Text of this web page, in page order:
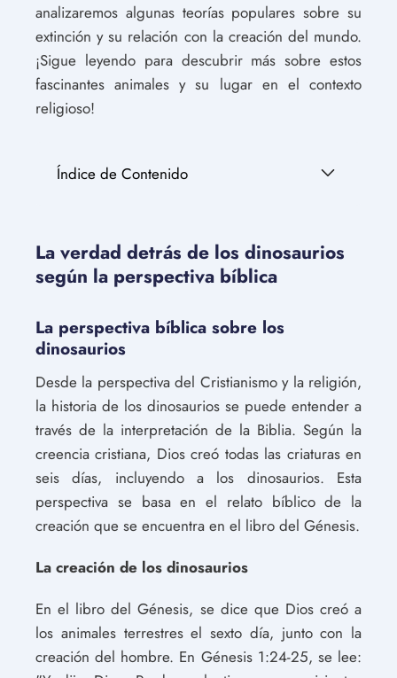
analizaremos algunas teorías populares sobre su
extinción y su relación con la creación del mundo.
¡Sigue leyendo para descubrir más sobre estos
fascinantes animales y su lugar en el contexto
religioso!
Índice de Contenido
La verdad detrás de los dinosaurios
según la perspectiva bíblica
La perspectiva bíblica sobre los
dinosaurios
Desde la perspectiva del Cristianismo y la religión,
la historia de los dinosaurios se puede entender a
través de la interpretación de la Biblia. Según la
creencia cristiana, Dios creó todas las criaturas en
seis días, incluyendo a los dinosaurios. Esta
perspectiva se basa en el relato bíblico de la
creación que se encuentra en el libro del Génesis.
La creación de los dinosaurios
En el libro del Génesis, se dice que Dios creó a
los animales terrestres el sexto día, junto con la
creación del hombre. En Génesis 1:24-25, se lee: